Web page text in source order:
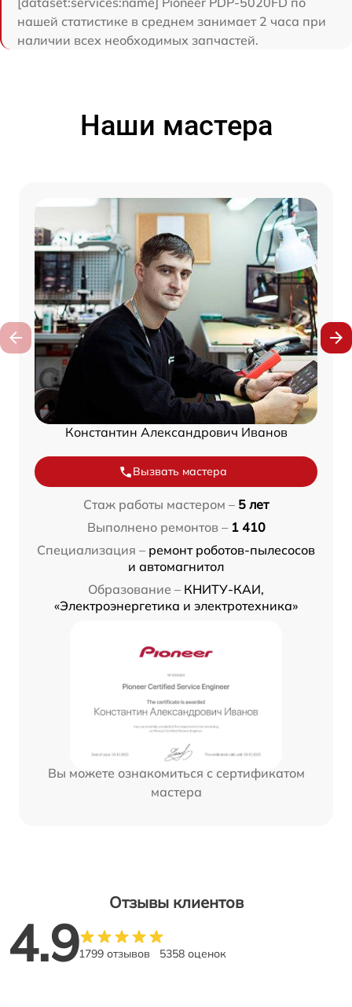
нашей статистике в среднем занимает 2 часа при
наличии всех необходимых запчастей.
Наши мастера
Константин Александрович Иванов
Вызвать мастера
Стаж работы мастером – 5 лет
Выполнено ремонтов – 1 410
Специализация – ремонт роботов-пылесосов
и автомагнитол
Образование – КНИТУ-КАИ,
«Электроэнергетика и электротехника»
Вы можете ознакомиться с сертификатом
мастера
Отзывы клиентов
4.91799 отзывов 5358 оценок